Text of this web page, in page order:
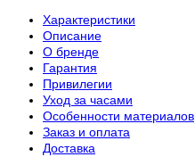
Характеристики
Описание
О бренде
Гарантия
Привилегии
Уход за часами
Особенности материалов
Заказ и оплата
Доставка